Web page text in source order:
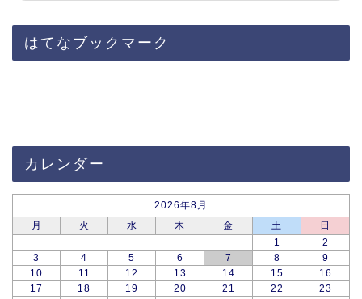
はてなブックマーク
カレンダー
2026年8月
月
火 水 木 金 土
日
1
2
3
4 5 6 7 8
9
10
11 12 13 14 15
16
17
18 19 20 21 22
23